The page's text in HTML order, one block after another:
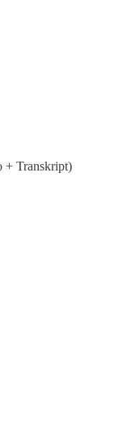
+ Transkript)